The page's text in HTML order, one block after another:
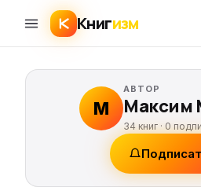
Книгизм
М
АВТОР
Максим
34 книг ·0